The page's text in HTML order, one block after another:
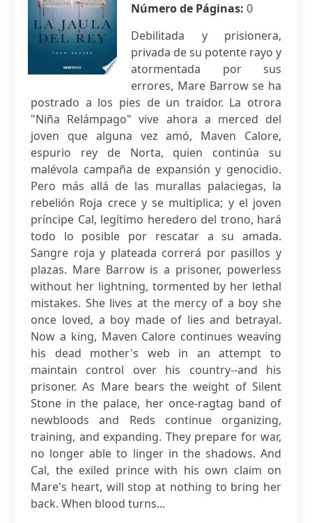
Número de Páginas: 0
Debilitada y prisionera,
privada de su potente rayo y
atormentada por sus
errores, Mare Barrow se ha
postrado a los pies de un traidor. La otrora
"Niña Relámpago" vive ahora a merced del
joven que alguna vez amó, Maven Calore,
espurio rey de Norta, quien continúa su
malévola campaña de expansión y genocidio.
Pero más allá de las murallas palaciegas, la
rebelión Roja crece y se multiplica; y el joven
príncipe Cal, legítimo heredero del trono, hará
todo lo posible por rescatar a su amada.
Sangre roja y plateada correrá por pasillos y
plazas. Mare Barrow is a prisoner, powerless
without her lightning, tormented by her lethal
mistakes. She lives at the mercy of a boy she
once loved, a boy made of lies and betrayal.
Now a king, Maven Calore continues weaving
his dead mother's web in an attempt to
maintain control over his country--and his
prisoner. As Mare bears the weight of Silent
Stone in the palace, her once-ragtag band of
newbloods and Reds continue organizing,
training, and expanding. They prepare for war,
no longer able to linger in the shadows. And
Cal, the exiled prince with his own claim on
Mare's heart, will stop at nothing to bring her
back. When blood turns...